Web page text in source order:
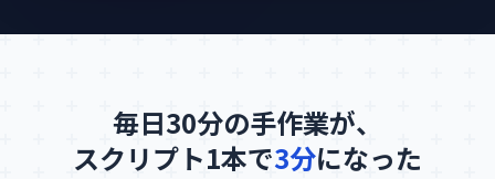
毎日30分の手作業が、
スクリプト1本で3分になった